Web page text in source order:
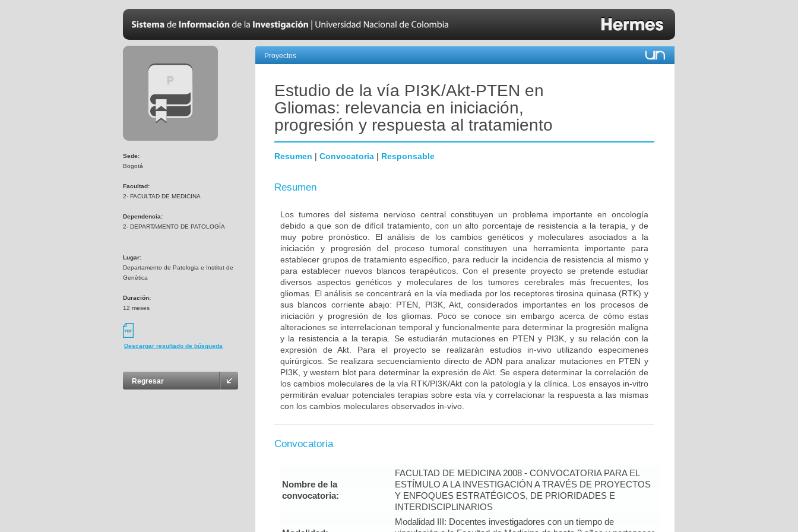
Sede:
Bogotá
Facultad:
2- FACULTAD DE MEDICINA
Dependencia:
2- DEPARTAMENTO DE PATOLOGÍA
Lugar:
Departamento de Patologia e Institut de
Genètica
Duración:
12 meses
Descargar resultado de búsqueda
Regresar
Proyectos
Estudio de la vía PI3K/Akt-PTEN en
Gliomas: relevancia en iniciación,
progresión y respuesta al tratamiento
Resumen | Convocatoria | Responsable
Resumen
Los tumores del sistema nervioso central constituyen un problema importante en oncología
debido a que son de difícil tratamiento, con un alto porcentaje de resistencia a la terapia, y de
muy pobre pronóstico. El análisis de los cambios genéticos y moleculares asociados a la
iniciación y progresión del proceso tumoral constituyen una herramienta importante para
establecer grupos de tratamiento específico, para reducir la incidencia de resistencia al mismo y
para establecer nuevos blancos terapéuticos. Con el presente proyecto se pretende estudiar
diversos aspectos genéticos y moleculares de los tumores cerebrales más frecuentes, los
gliomas. El análisis se concentrará en la vía mediada por los receptores tirosina quinasa (RTK) y
sus blancos corriente abajo: PTEN, PI3K, Akt, considerados importantes en los procesos de
iniciación y progresión de los gliomas. Poco se conoce sin embargo acerca de cómo estas
alteraciones se interrelacionan temporal y funcionalmente para determinar la progresión maligna
y la resistencia a la terapia. Se estudiarán mutaciones en PTEN y PI3K, y su relación con la
expresión de Akt. Para el proyecto se realizarán estudios in-vivo utilizando especimenes
quirúrgicos. Se realizara secuenciamiento directo de ADN para analizar mutaciones en PTEN y
PI3K, y western blot para determinar la expresión de Akt. Se espera determinar la correlación de
los cambios moleculares de la vía RTK/PI3K/Akt con la patología y la clínica. Los ensayos in-vitro
permitirán evaluar potenciales terapias sobre esta vía y correlacionar la respuesta a las mismas
con los cambios moleculares observados in-vivo.
Convocatoria
Nombre de la
convocatoria:
FACULTAD DE MEDICINA 2008 - CONVOCATORIA PARA EL
ESTÍMULO A LA INVESTIGACIÓN A TRAVÉS DE PROYECTOS
Y ENFOQUES ESTRATÉGICOS, DE PRIORIDADES E
INTERDISCIPLINARIOS
Modalidad III: Docentes investigadores con un tiempo de